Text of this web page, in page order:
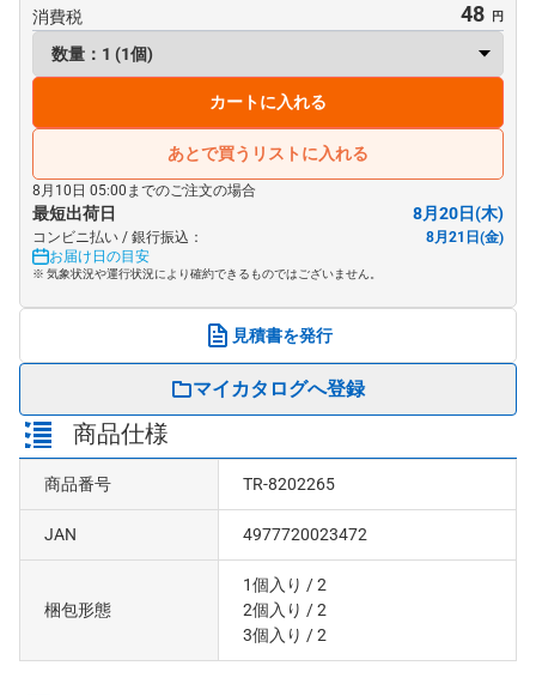
消費税 48
カートに入れる
あとで買うリストに入れる
8月10日 05:00までのご注文の場合
最短出荷日 8月20日(木)
コンビニ払い / 銀行振込：
8月21日(金)
お届け日の目安
※ 気象状況や運行状況により確約できるものではございません。
見積書を発行
マイカタログへ登録
商品仕様
商品番号 TR-8202265
JAN 4977720023472
梱包形態
1個入り / 2
2個入り / 2
3個入り / 2